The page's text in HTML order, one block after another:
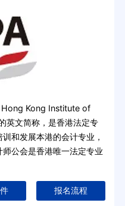
Hong Kong Institute of
文简称，是香港法定专
和发展本港的会计专业，
公会是香港唯一法定专业
报名流程